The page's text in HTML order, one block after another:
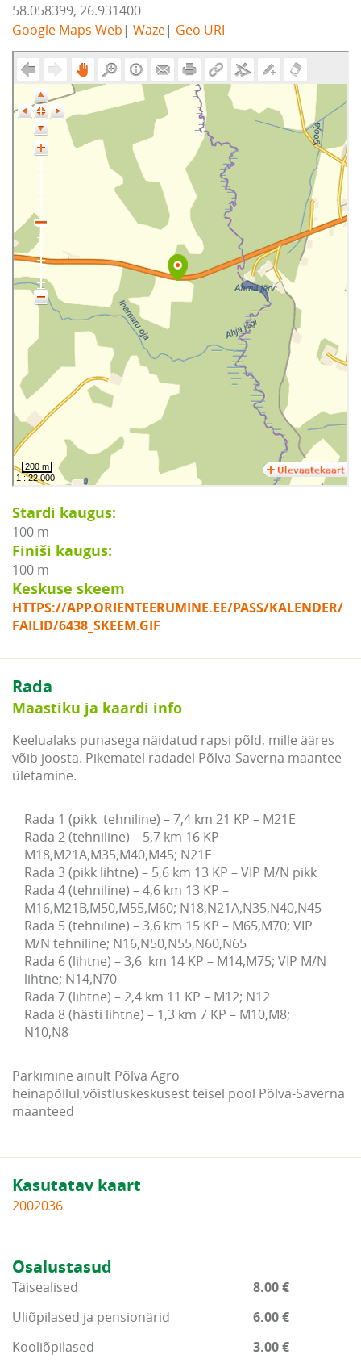
58.058399, 26.931400
Google Maps Web | Waze| Geo URI
Stardi kaugus:
100 m
Finiši kaugus:
100 m
Keskuse skeem
HTTPS://APP.ORIENTEERUMINE.EE/PASS/KALENDER/
FAILID/6438_SKEEM.GIF
Rada
Maastiku ja kaardi info
Keelualaks punasega näidatud rapsi põld, mille ääres
võib joosta. Pikematel radadel Põlva-Saverna maantee
ületamine.
Rada 1 (pikk  tehniline) – 7,4 km 21 KP – M21E
Rada 2 (tehniline) – 5,7 km 16 KP –
M18,M21A,M35,M40,M45; N21E
Rada 3 (pikk lihtne) – 5,6 km 13 KP – VIP M/N pikk
Rada 4 (tehniline) – 4,6 km 13 KP –
M16,M21B,M50,M55,M60; N18,N21A,N35,N40,N45
Rada 5 (tehniline) – 3,6 km 15 KP – M65,M70; VIP
M/N tehniline; N16,N50,N55,N60,N65
Rada 6 (lihtne) – 3,6  km 14 KP – M14,M75; VIP M/N
lihtne; N14,N70
Rada 7 (lihtne) – 2,4 km 11 KP – M12; N12
Rada 8 (hästi lihtne) – 1,3 km 7 KP – M10,M8;
N10,N8
Parkimine ainult Põlva Agro
heinapõllul,võistluskeskusest teisel pool Põlva-Saverna
maanteed
Kasutatav kaart
2002036
Osalustasud
Täisealised
8.00 €
Üliõpilased ja pensionärid
6.00 €
Kooliõpilased
3.00 €